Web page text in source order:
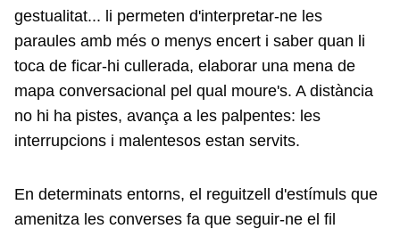
gestualitat... li permeten d'interpretar-ne les
paraules amb més o menys encert i saber quan li
toca de ficar-hi cullerada, elaborar una mena de
mapa conversacional pel qual moure's. A distància
no hi ha pistes, avança a les palpentes: les
interrupcions i malentesos estan servits.
En determinats entorns, el reguitzell d'estímuls que
amenitza les converses fa que seguir-ne el fil